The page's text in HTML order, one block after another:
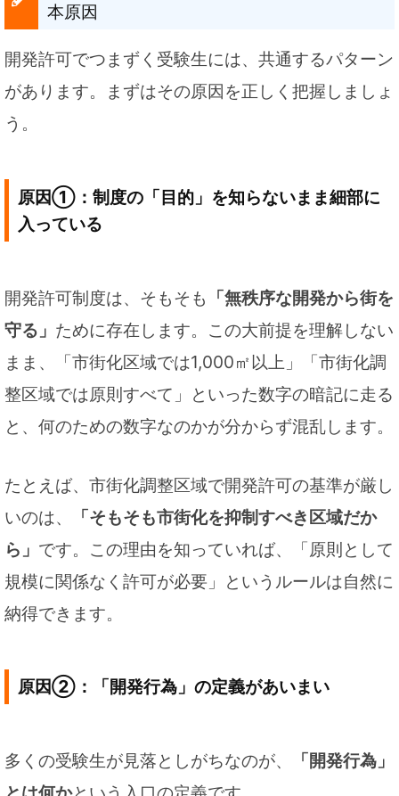
本原因
開発許可でつまずく受験生には、共通するパターン
があります。まずはその原因を正しく把握しましょ
う。
原因①：制度の「目的」を知らないまま細部に
入っている
開発許可制度は、そもそも 「無秩序な開発から街を
守る」 ために存在します。この大前提を理解しない
まま、「市街化区域では1,000㎡以上」「市街化調
整区域では原則すべて」といった数字の暗記に走る
と、何のための数字なのかが分からず混乱します。
たとえば、市街化調整区域で開発許可の基準が厳し
いのは、
「そもそも市街化を抑制すべき区域だか
ら」 です。この理由を知っていれば、「原則として
規模に関係なく許可が必要」というルールは自然に
納得できます。
原因②：「開発行為」の定義があいまい
多くの受験生が見落としがちなのが、
「開発行為」